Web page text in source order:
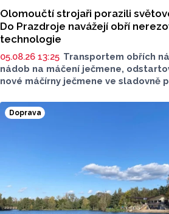
Olomoučtí strojaři porazili
Do Prazdroje navážejí obří
technologie
05.08.26 13:25 Transportem obřích
nádob na máčení ječmene,
nové máčírny ječmene ve sladovně
MALT, která dokázala v úterý 4.
z Olomouce v pořadí již čtvrtá
Doprava